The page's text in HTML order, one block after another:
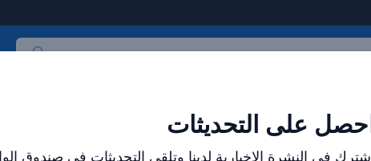
احصل على التحديثات
اشترك في النشرة الإخبارية لدينا وتلقي التحديثات في صندوق